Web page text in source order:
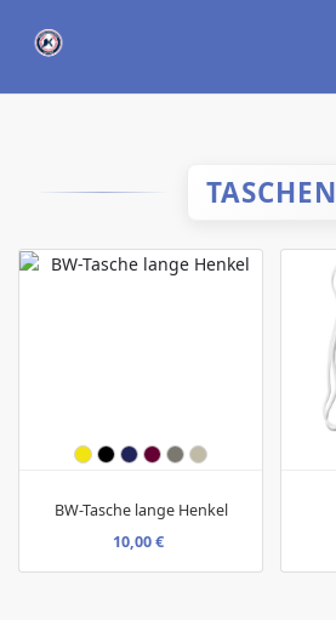
TASCHEN
BW-Tasche lange Henkel
10,00 €